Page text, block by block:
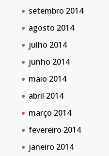
setembro 2014
agosto 2014
julho 2014
junho 2014
maio 2014
abril 2014
março 2014
fevereiro 2014
janeiro 2014